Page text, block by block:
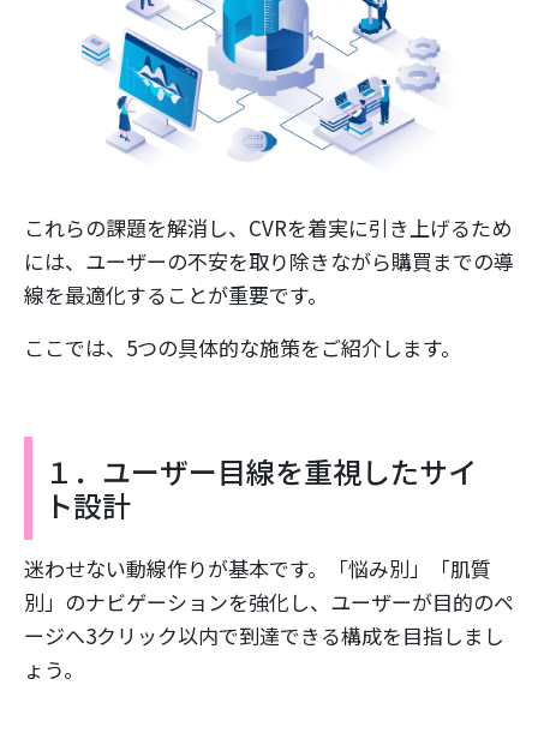
これらの課題を解消し、CVRを着実に引き上げるため
には、ユーザーの不安を取り除きながら購買までの導
線を最適化することが重要です。
ここでは、5つの具体的な施策をご紹介します。
１．ユーザー目線を重視したサイ
ト設計
迷わせない動線作りが基本です。「悩み別」「肌質
別」のナビゲーションを強化し、ユーザーが目的のペ
ージへ3クリック以内で到達できる構成を目指しまし
ょう。